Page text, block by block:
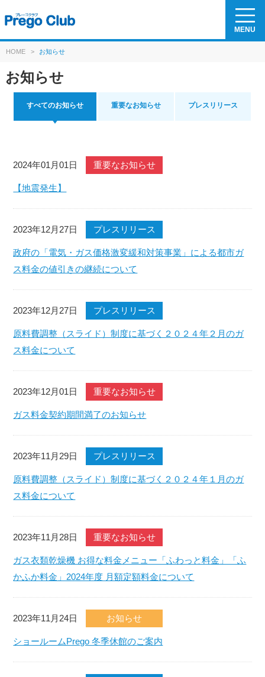
MENU
HOME > お知らせ
お知らせ
すべてのお知らせ 重要なお知らせ プレスリリース
2024年01月01日 重要なお知らせ
【地震発生】
2023年12月27日 プレスリリース
政府の「電気・ガス価格激変緩和対策事業」による都市ガ
ス料金の値引きの継続について
2023年12月27日 プレスリリース
原料費調整（スライド）制度に基づく２０２４年２月のガ
ス料金について
2023年12月01日 重要なお知らせ
ガス料金契約期間満了のお知らせ
2023年11月29日 プレスリリース
原料費調整（スライド）制度に基づく２０２４年１月のガ
ス料金について
2023年11月28日 重要なお知らせ
ガス衣類乾燥機 お得な料金メニュー「ふわっと料金」「ふ
かふか料金」2024年度 月額定額料金について
2023年11月24日 お知らせ
ショールームPrego 冬季休館のご案内